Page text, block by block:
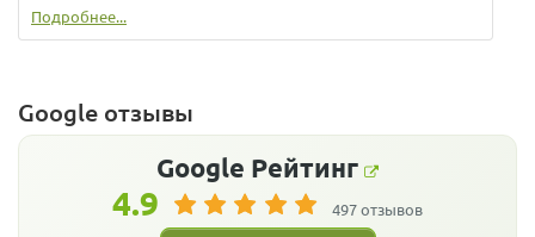
Подробнее...
Google отзывы
Google Рейтинг
4.9 497 отзывов